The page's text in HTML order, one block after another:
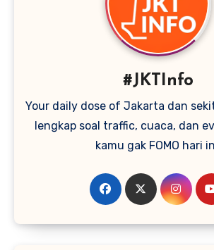
#JKTInfo
Your daily dose of Jakarta dan
lengkap soal traffic, cuaca, dan
kamu gak FOMO hari